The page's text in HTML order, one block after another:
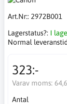
Art.Nr:: 2972B001
Lagerstatus?: I
Normal
323:-
Varav moms:
Antal